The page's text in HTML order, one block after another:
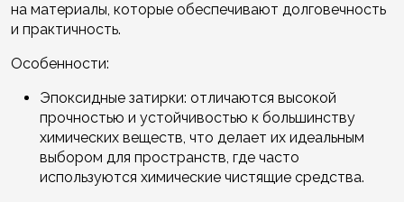
на материалы, которые обеспечивают долговечность
и практичность.
Особенности:
Эпоксидные затирки: отличаются высокой
прочностью и устойчивостью к большинству
химических веществ, что делает их идеальным
выбором для пространств, где часто
используются химические чистящие средства.